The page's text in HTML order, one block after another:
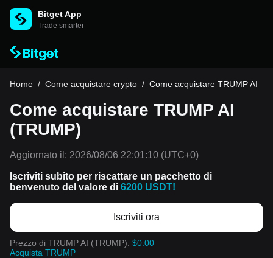
Bitget App
Trade smarter
Home / Come acquistare crypto / Come acquistare TRUMP AI
Come acquistare TRUMP AI
(TRUMP)
Aggiornato il: 2026/08/06 22:01:10 (UTC+0)
Iscriviti subito per riscattare un pacchetto di
benvenuto del valore di 6200 USDT!
Iscriviti ora
Prezzo di TRUMP AI (TRUMP): $0.00
Acquista TRUMP